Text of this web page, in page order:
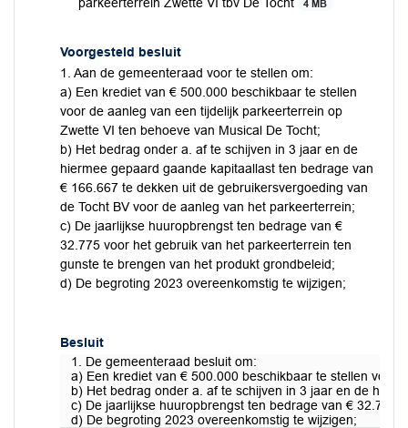
4 MB
Voorgesteld besluit
1. Aan de gemeenteraad voor te stellen om:
a) Een krediet van € 500.000 beschikbaar te stellen
voor de aanleg van een tijdelijk parkeerterrein op
Zwette VI ten behoeve van Musical De Tocht;
b) Het bedrag onder a. af te schijven in 3 jaar en de
hiermee gepaard gaande kapitaallast ten bedrage van
€ 166.667 te dekken uit de gebruikersvergoeding van
de Tocht BV voor de aanleg van het parkeerterrein;
c) De jaarlijkse huuropbrengst ten bedrage van €
32.775 voor het gebruik van het parkeerterrein ten
gunste te brengen van het produkt grondbeleid;
d) De begroting 2023 overeenkomstig te wijzigen;
Besluit
1. De gemeenteraad besluit om:
a) Een krediet van € 500.000 beschikbaar te stellen voor
b) Het bedrag onder a. af te schijven in 3 jaar en de
c) De jaarlijkse huuropbrengst ten bedrage van € 32.775
d) De begroting 2023 overeenkomstig te wijzigen;